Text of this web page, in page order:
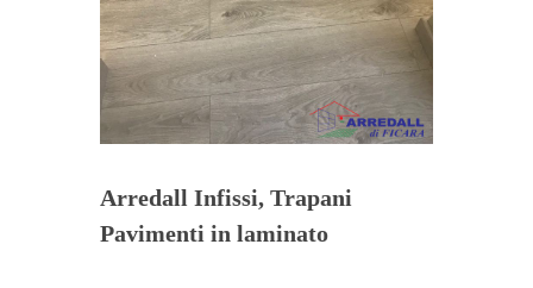
Arredall Infissi, Trapani
Pavimenti in laminato